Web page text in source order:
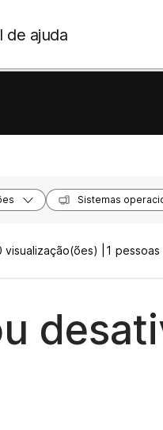
de ajuda
Sistemas
visualização(ões) | 1